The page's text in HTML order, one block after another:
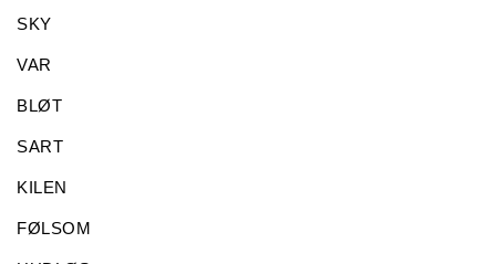
SKY
VAR
BLØT
SART
KILEN
FØLSOM